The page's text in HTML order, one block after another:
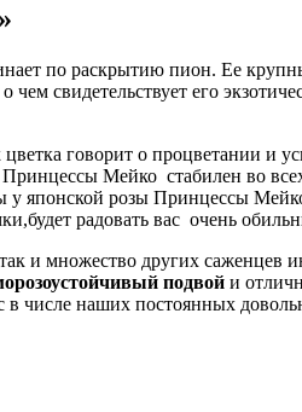
по раскрытию пион. Ее
свидетельствует его
говорит о процветании и
Мейко стабилен во всех
японской розы Принцессы
радовать вас очень
и множество других саженцев
подвой и
числе наших постоянных